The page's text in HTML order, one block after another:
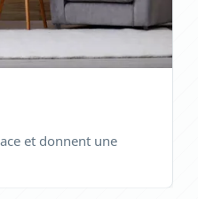
et donnent une